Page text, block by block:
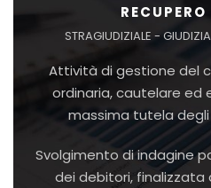
STRAGIUDIZIALE -
Attività di gestione del
ordinaria, cautelare ed
massima tutela
Svolgimento di indagine
dei debitori, finalizzata